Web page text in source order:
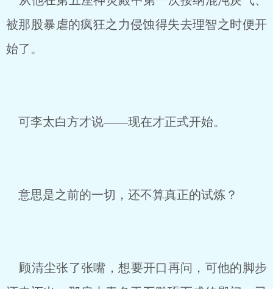
被那股暴虐的疯狂之力侵蚀得失去理智之时便开
始了。
可李太白方才说——现在才正式开始。
意思是之前的一切，还不算真正的试炼？
顾清尘张了张嘴，想要开口再问，可他的脚步